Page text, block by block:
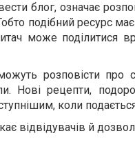
блог, означає
подібний ресурс
може поділитися
розповісти про
Нові рецепти,
коли
відвідувачів й